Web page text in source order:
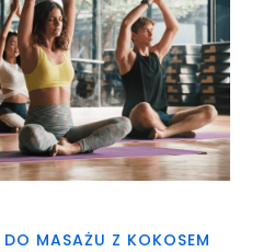
MASAŻU Z KOKOSEM